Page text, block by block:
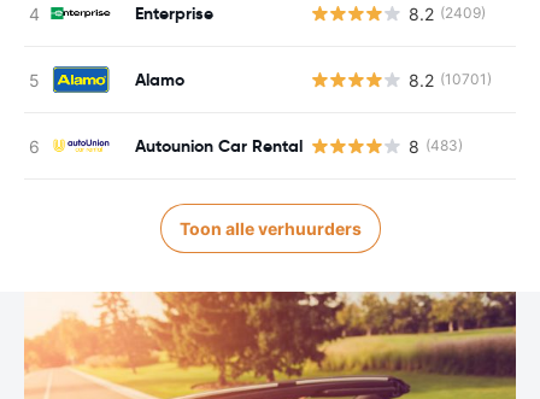
Enterprise 8.2 (2409)
Alamo 8.2 (10701)
Autounion Car Rental 8 (483)
Toon alle verhuurders